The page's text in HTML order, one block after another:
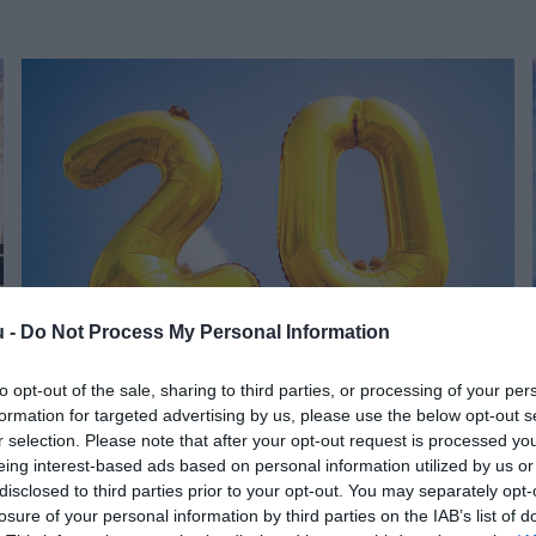
- Do Not Process My Personal Information
opt-out of the sale, sharing to third parties, or processing of your
for targeted advertising by us, please use the below opt-out
selection. Please note that after your opt-out request is processed
interest-based ads based on personal information utilized by us
to third parties prior to your opt-out. You may separately
of your personal information by third parties on the IAB’s list of
ÉVFORDULÓ(X)
20 évnyi bizalom, fejlődés és közös siker!
A Timac Agro jövőre ünnepli magyarországi fennállásának 20.